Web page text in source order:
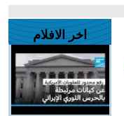
اخر الافلام